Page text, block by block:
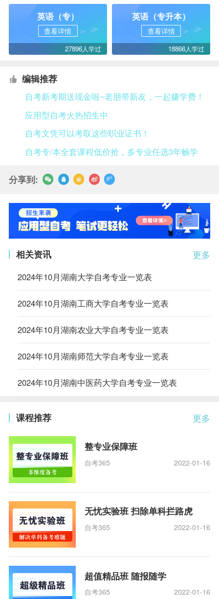
英语（专）
查看详情
27896人学过
英语（专升本）
查看详情
18866人学过
编辑推荐
自考新考期送现金啦~老朋带新友，一起赚学费！
应用型自考火热招生中
自考文凭可以考取这些职业证书！
自考专/本全套课程低价抢，多专业任选3年畅学
分享到:
更多
相关资讯
2024年10月湖南大学自考专业一览表
2024年10月湖南工商大学自考专业一览表
2024年10月湖南农业大学自考专业一览表
2024年10月湖南师范大学自考专业一览表
2024年10月湖南中医药大学自考专业一览表
更多
课程推荐
整专业保障班
自考365 2022-01-16
无忧实验班 扫除单科拦路虎
自考365 2022-01-16
超值精品班 随报随学
自考365 2022-01-16